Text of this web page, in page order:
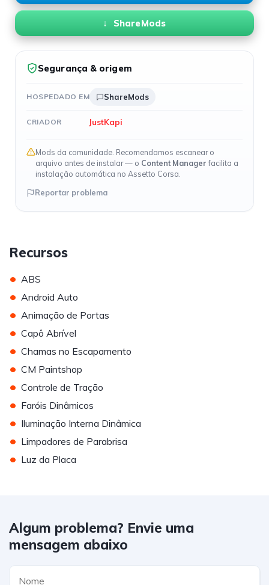
ShareMods
Segurança & origem
HOSPEDADO EM ShareMods
CRIADOR JustKapi
Mods da comunidade. Recomendamos escanear o
arquivo antes de instalar — o Content Managerfacilita a
instalação automática no Assetto Corsa.
Reportar problema
Recursos
• ABS
• Android Auto
• Animação de Portas
• Capô Abrível
• Chamas no Escapamento
• CM Paintshop
• Controle de Tração
• Faróis Dinâmicos
• Iluminação Interna Dinâmica
• Limpadores de Parabrisa
• Luz da Placa
Algum problema? Envie uma
mensagem abaixo